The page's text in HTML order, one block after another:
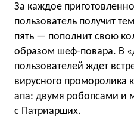
За каждое
пользователь получит
пять — пополнит свою
образом шеф-повара. В
пользователей ждет
вирусного проморолика
апа: двумя робопсами
с Патриарших.